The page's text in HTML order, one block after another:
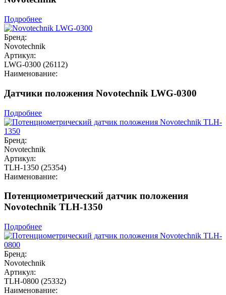
Подробнее
Бренд:
Novotechnik
Артикул:
LWG-0300 (26112)
Наименование:
Датчики положения Novotechnik LWG-0300
Подробнее
Бренд:
Novotechnik
Артикул:
TLH-1350 (25354)
Наименование:
Потенциометрический датчик положения
Novotechnik TLH-1350
Подробнее
Бренд:
Novotechnik
Артикул:
TLH-0800 (25332)
Наименование: